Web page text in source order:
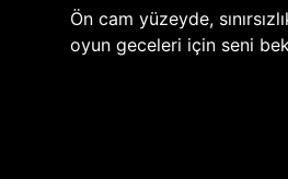
Ön cam yüzeyde,
oyun geceleri için seni